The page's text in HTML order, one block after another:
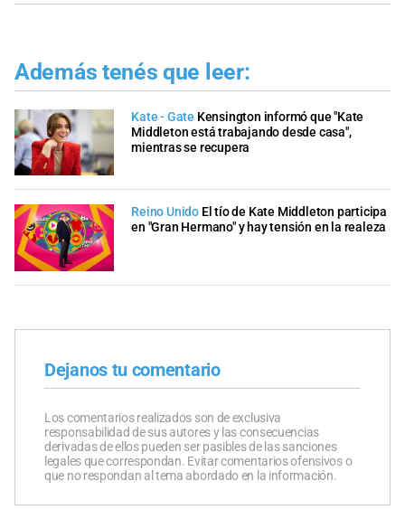
Además tenés que leer:
Kate - Gate Kensington informó que "Kate
Middleton está trabajando desde casa",
mientras se recupera
Reino Unido El tío de Kate Middleton participa
en "Gran Hermano" y hay tensión en la realeza
Dejanos tu comentario
Los comentarios realizados son de exclusiva
responsabilidad de sus autores y las consecuencias
derivadas de ellos pueden ser pasibles de las sanciones
legales que correspondan. Evitar comentarios ofensivos o
que no respondan al tema abordado en la información.